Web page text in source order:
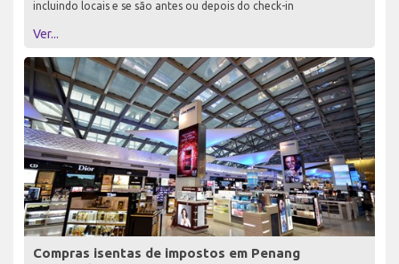
incluindo locais e se são antes ou depois do check-in
Ver...
Compras isentas de impostos em Penang